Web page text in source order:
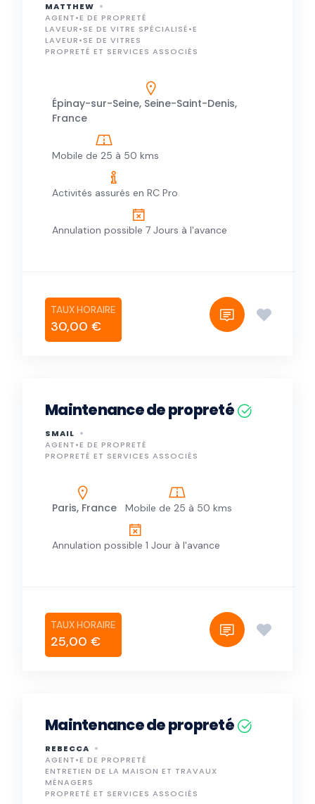
MATTHEW
AGENT•E DE PROPRETÉ
LAVEUR•SE DE VITRE SPÉCIALISÉ•E
LAVEUR•SE DE VITRES
PROPRETÉ ET SERVICES ASSOCIÉS
Épinay-sur-Seine, Seine-Saint-Denis,
France
Mobile de 25 à 50 kms
Activités assurés en RC Pro
Annulation possible 7 Jours à l'avance
30,00 €
Maintenance de propreté
SMAIL
AGENT•E DE PROPRETÉ
PROPRETÉ ET SERVICES ASSOCIÉS
Paris, France Mobile de 25 à 50 kms
Annulation possible 1 Jour à l'avance
25,00 €
Maintenance de propreté
REBECCA
AGENT•E DE PROPRETÉ
ENTRETIEN DE LA MAISON ET TRAVAUX
MÉNAGERS
PROPRETÉ ET SERVICES ASSOCIÉS